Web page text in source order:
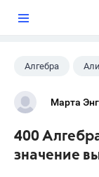
Алгебра
Марта
400
значение